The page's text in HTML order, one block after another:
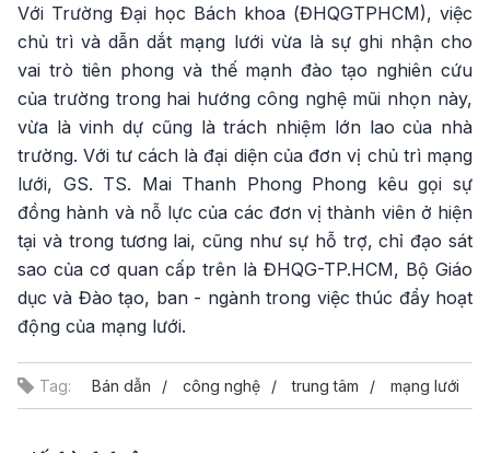
Với Trường Đại học Bách khoa (ĐHQGTPHCM), việc
chủ trì và dẫn dắt mạng lưới vừa là sự ghi nhận cho
vai trò tiên phong và thế mạnh đào tạo nghiên cứu
của trường trong hai hướng công nghệ mũi nhọn này,
vừa là vinh dự cũng là trách nhiệm lớn lao của nhà
trường. Với tư cách là đại diện của đơn vị chủ trì mạng
lưới, GS. TS. Mai Thanh Phong Phong kêu gọi sự
đồng hành và nỗ lực của các đơn vị thành viên ở hiện
tại và trong tương lai, cũng như sự hỗ trợ, chỉ đạo sát
sao của cơ quan cấp trên là ĐHQG-TP.HCM, Bộ Giáo
dục và Đào tạo, ban - ngành trong việc thúc đẩy hoạt
động của mạng lưới.
Tag: Bán dẫn công nghệ trung tâm mạng lưới